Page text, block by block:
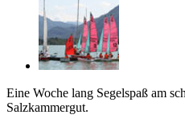
Eine Woche lang Segelspaß am
Salzkammergut.